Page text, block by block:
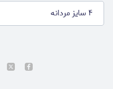
۴ سایز مردانه